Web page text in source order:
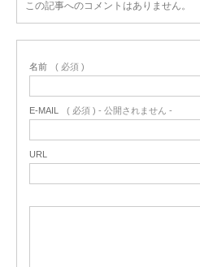
この記事へのコメントはありません。
名前 ( 必須 )
E-MAIL ( 必須 ) - 公開されません -
URL